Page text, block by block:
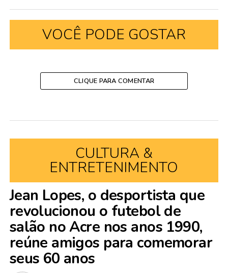
VOCÊ PODE GOSTAR
CLIQUE PARA COMENTAR
CULTURA &
ENTRETENIMENTO
Jean Lopes, o desportista que
revolucionou o futebol de
salão no Acre nos anos 1990,
reúne amigos para comemorar
seus 60 anos